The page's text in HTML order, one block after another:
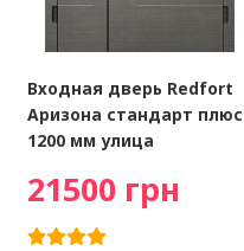
Входная дверь Redfort
Аризона стандарт плюс
1200 мм улица
21500 грн